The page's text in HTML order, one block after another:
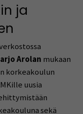
ja
Arolan mukaan
korkeakoulun
uusia
sekä